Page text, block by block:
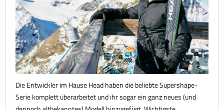
Die Entwickler im Hause Head haben die beliebte Supershape-
Serie komplett überarbeitet und ihr sogar ein ganz neues (und